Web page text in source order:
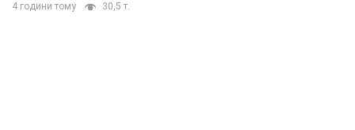
4 години тому 30,5 т.